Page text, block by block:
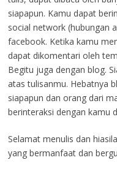
siapapun. Kamu dapat
social network (hubungan
facebook. Ketika kamu
dapat dikomentari oleh
Begitu juga dengan blog.
atas tulisanmu. Hebatnya
siapapun dan orang dari
berinteraksi dengan kamu
Selamat menulis dan
yang bermanfaat dan